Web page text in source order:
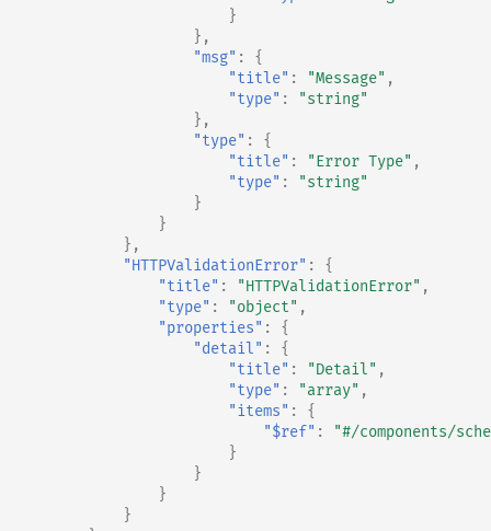
}
},
"msg" :
{
"title" : "Message" ,
"type" :
"string"
},
"type" :
{
"title" : "Error Type" ,
"type" :
"string"
}
}
},
"HTTPValidationError" :
{
"title" : "HTTPValidationError" ,
"type" : "object" ,
"properties" :
{
"detail" :
{
"title" : "Detail" ,
"type" : "array" ,
"items" :
{
"$ref" :
"#/components/
}
}
}
}